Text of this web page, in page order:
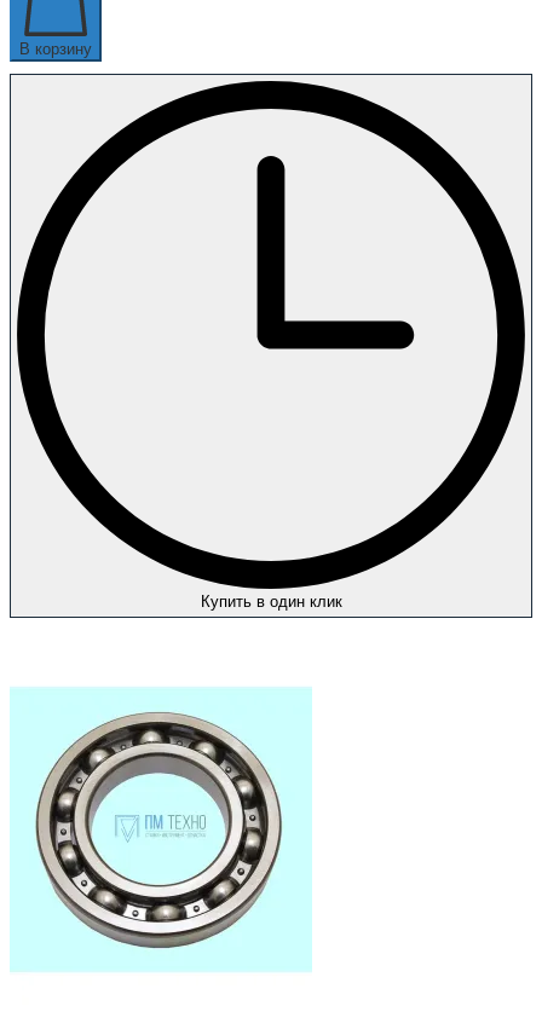
В корзину
Купить в один клик